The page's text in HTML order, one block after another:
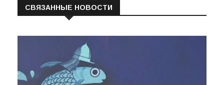
СВЯЗАННЫЕ НОВОСТИ